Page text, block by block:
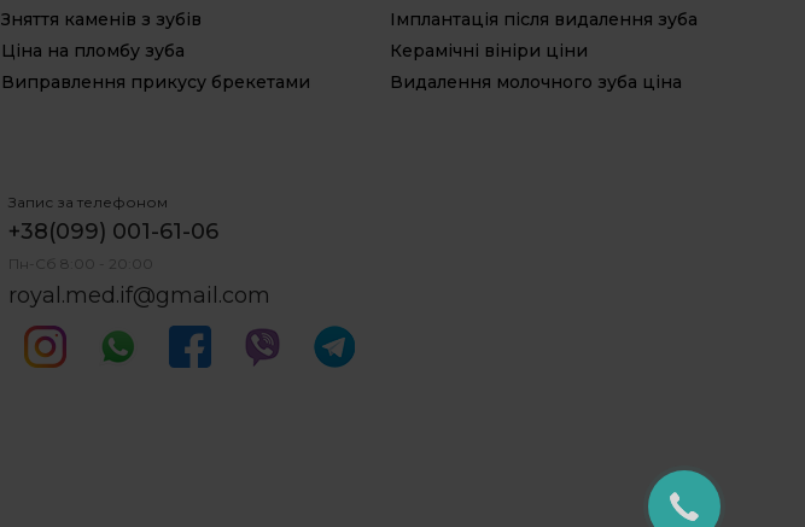
Зняття каменів з зубів
Імплантація після видалення зуба
Ціна на пломбу зуба
Керамічні вініри ціни
Виправлення прикусу брекетами Видалення молочного зуба ціна
Запис за телефоном
+38(099) 001-61-06
Пн-Сб 8:00 - 20:00
royal.med.if@gmail.com